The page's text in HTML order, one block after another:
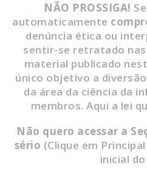
NÃO PROSSIGA!
automaticamente
denúncia ética ou
sentir-se retratado
material publicado
único objetivo a
da área da ciência da
membros. Aqui a lei
Não quero acessar a
sério (Clique em
inicial